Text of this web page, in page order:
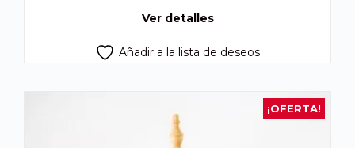
Ver detalles
Añadir a la lista de deseos
¡OFERTA!